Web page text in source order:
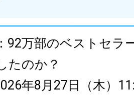
92万部のベストセラ
たのか？
年8月27日（木）